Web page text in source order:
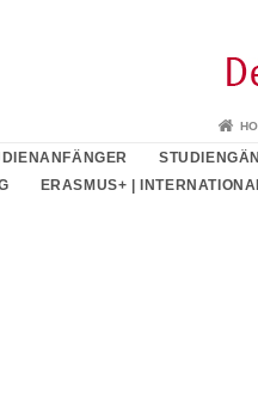
ERASMUS+ |